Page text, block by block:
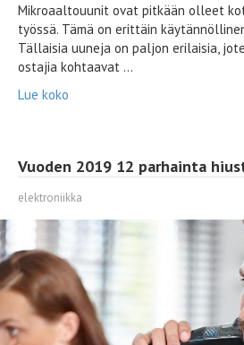
Mikroaaltouunit ovat pitkään olleet
työssä. Tämä on erittäin
Tällaisia ​​uuneja on paljon erilaisia,
ostajia kohtaavat ...
Lue koko
Vuoden 2019 12 parhainta
elektroniikka